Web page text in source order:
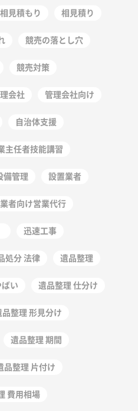
相見積もり 相見積り
競売の落とし穴
競売対策
会社 管理会社向け
自治体支援
主任者技能講習
備管理 設置業者
者向け営業代行
迅速工事
処分 法律 遺品整理
い 遺品整理 仕分け
品整理 形見分け
遺品整理 期間
品整理 片付け
費用相場